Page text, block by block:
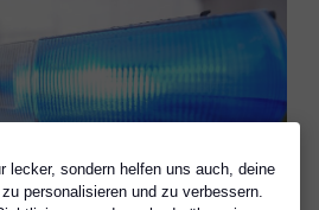
lecker, sondern helfen uns auch, deine
personalisieren und zu verbessern.